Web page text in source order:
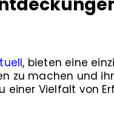
, bieten eine
zu machen und
einer Vielfalt von